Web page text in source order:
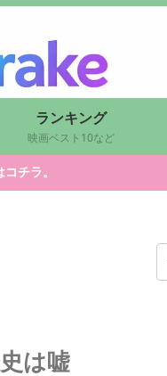
ランキング
映画ベスト10など
チラ。
は嘘